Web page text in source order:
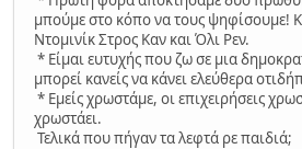
μπούμε στο κόπο να τους ψηφίσουμε!
Ντομινίκ Στρος Καν και Όλι Ρεν.
* Είμαι ευτυχής που ζω σε μια
μπορεί κανείς να κάνει ελεύθερα
* Εμείς χρωστάμε, οι επιχειρήσεις
χρωστάει.
Τελικά που πήγαν τα λεφτά ρε παιδιά;